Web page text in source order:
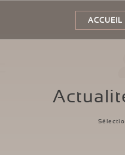
ACCUEIL